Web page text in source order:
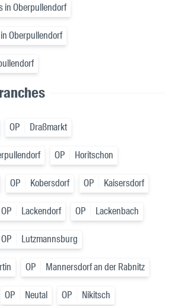
in Oberpullendorf
Oberpullendorf
OP Draßmarkt
OP Horitschon
OP Kobersdorf OP Kaisersdorf
OP Lackendorf OP Lackenbach
OP Lutzmannsburg
OP Mannersdorf an der Rabnitz
OP Neutal OP Nikitsch